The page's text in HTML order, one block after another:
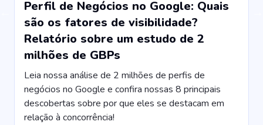
Perfil de Negócios no Google: Quais
são os fatores de visibilidade?
Relatório sobre um estudo de 2
milhões de GBPs
Leia nossa análise de 2 milhões de perfis de
negócios no Google e confira nossas 8 principais
descobertas sobre por que eles se destacam em
relação à concorrência!